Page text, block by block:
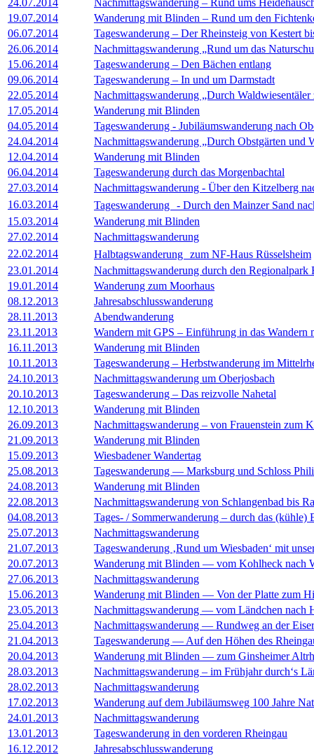
24.07.2014
Nachmittagswanderung – Rund ums
19.07.2014
Wanderung mit Blinden – Rund um den
06.07.2014
Tageswanderung – Der Rheinsteig von Kestert
26.06.2014
Nachmittagswanderung „Rund um das
15.06.2014
Tageswanderung – Den Bächen entlang
09.06.2014
Tageswanderung – In und um Darmstadt
22.05.2014
Nachmittagswanderung „Durch
17.05.2014
Wanderung mit Blinden
04.05.2014
Tageswanderung - Jubiläumswanderung nach
24.04.2014
Nachmittagswanderung „Durch Obstgärten und
12.04.2014
Wanderung mit Blinden
06.04.2014
Tageswanderung durch das Morgenbachtal
27.03.2014
Nachmittagswanderung - Über den Kitzelberg
16.03.2014
Tageswanderung - Durch den Mainzer Sand
15.03.2014
Wanderung mit Blinden
27.02.2014
Nachmittagswanderung
22.02.2014
Halbtagswanderung zum NF-Haus Rüsselsheim
23.01.2014
Nachmittagswanderung durch den Regionalpark
19.01.2014
Wanderung zum Moorhaus
08.12.2013
Jahresabschlusswanderung
28.11.2013
Abendwanderung
23.11.2013
Wandern mit GPS – Einführung in das Wandern
16.11.2013
Wanderung mit Blinden
10.11.2013
Tageswanderung – Herbstwanderung im
24.10.2013
Nachmittagswanderung um Oberjosbach
20.10.2013
Tageswanderung – Das reizvolle Nahetal
12.10.2013
Wanderung mit Blinden
26.09.2013
Nachmittagswanderung – von Frauenstein zum
21.09.2013
Wanderung mit Blinden
15.09.2013
Wiesbadener Wandertag
25.08.2013
Tageswanderung — Marksburg und Schloss
24.08.2013
Wanderung mit Blinden
22.08.2013
Nachmittagswanderung von Schlangenbad bis
04.08.2013
Tages- / Sommerwanderung – durch das (kühle)
25.07.2013
Nachmittagswanderung
21.07.2013
Tageswanderung ‚Rund um Wiesbaden‘ mit
20.07.2013
Wanderung mit Blinden — vom Kohlheck nach
27.06.2013
Nachmittagswanderung
15.06.2013
Wanderung mit Blinden — Von der Platte zum
23.05.2013
Nachmittagswanderung — vom Ländchen nach
25.04.2013
Nachmittagswanderung — Rundweg an der
21.04.2013
Tageswanderung — Auf den Höhen des
20.04.2013
Wanderung mit Blinden — zum Ginsheimer
28.03.2013
Nachmittagswanderung – im Frühjahr durch‘s
28.02.2013
Nachmittagswanderung
17.02.2013
Wanderung auf dem Jubiläumsweg 100 Jahre
24.01.2013
Nachmittagswanderung
13.01.2013
Tageswanderung in den vorderen Rheingau
16.12.2012
Jahresabschlusswanderung